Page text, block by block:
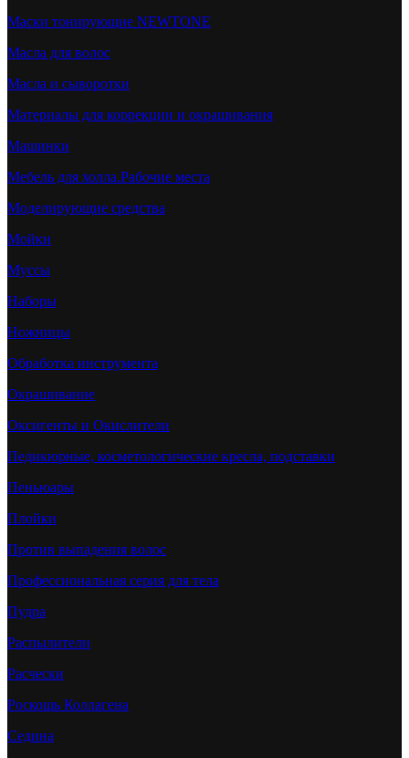
Маски тонирующие NEWTONE
Масла для волос
Масла и сыворотки
Материалы для коррекции и окрашивания
Машинки
Мебель для холла.Рабочие места
Моделирующие средства
Мойки
Муссы
Наборы
Ножницы
Обработка инструмента
Окрашивание
Оксигенты и Окислители
Педикюрные, косметологические кресла, подставки
Пеньюары
Плойки
Против выпадения волос
Профессиональная серия для тела
Пудра
Распылители
Расчески
Роскошь Коллагена
Седина